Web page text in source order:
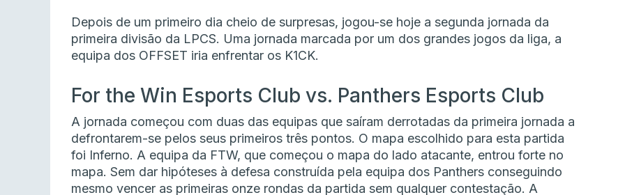
Depois de um primeiro dia cheio de surpresas, jogou-se hoje a segunda jornada da
primeira divisão da LPCS. Uma jornada marcada por um dos grandes jogos da liga, a
equipa dos OFFSET iria enfrentar os K1CK.
For the Win Esports Club vs. Panthers Esports Club
A jornada começou com duas das equipas que saíram derrotadas da primeira jornada a
defrontarem-se pelos seus primeiros três pontos. O mapa escolhido para esta partida
foi Inferno. A equipa da FTW, que começou o mapa do lado atacante, entrou forte no
mapa. Sem dar hipóteses à defesa construída pela equipa dos Panthers conseguindo
mesmo vencer as primeiras onze rondas da partida sem qualquer contestação. A